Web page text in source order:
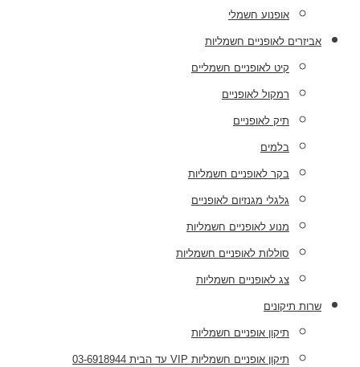
אופנוע חשמלי
אביזרים לאופניים חשמליות
קיט לאופניים חשמליים
רמקול לאופניים
תיק לאופניים
בלמים
בקר לאופניים חשמליות
גלגלי מגנזיום לאופניים
מנוע לאופניים חשמליות
סוללות לאופניים חשמליות
צג לאופניים חשמליות
שרות תיקונים
תיקון אופניים חשמליות
תיקון אופניים חשמליות VIP עד הבית 03-6918944